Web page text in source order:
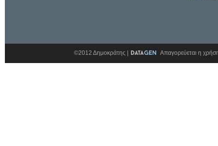
©2012 Δημοκράτης | Απαγορεύεται η